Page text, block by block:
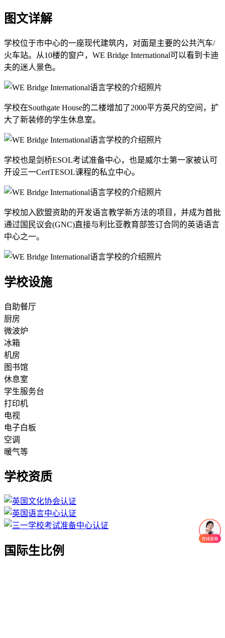
图文详解
学校位于市中心的一座现代建筑内，对面是主要的公共汽车/
火车站。从10楼的窗户，WE Bridge International可以看到卡迪
夫的迷人景色。
学校在Southgate House的二楼增加了2000平方英尺的空间，扩
大了新装修的学生休息室。
学校也是剑桥ESOL考试准备中心，也是威尔士第一家被认可
开设三一CertTESOL课程的私立中心。
学校加入欧盟资助的开发语言教学新方法的项目，并成为首批
通过国民议会(GNC)直接与利比亚教育部签订合同的英语语言
中心之一。
学校设施
自助餐厅
厨房
微波炉
冰箱
机房
图书馆
休息室
学生服务台
打印机
电视
电子白板
空调
暖气等
学校资质
国际生比例